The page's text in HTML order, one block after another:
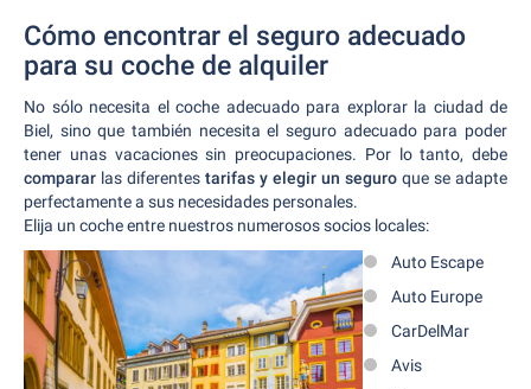
Cómo encontrar el seguro adecuado
para su coche de alquiler
No sólo necesita el coche adecuado para explorar la ciudad de
Biel, sino que también necesita el seguro adecuado para poder
tener unas vacaciones sin preocupaciones. Por lo tanto, debe
comparar las diferentes tarifas y elegir un seguro que se adapte
perfectamente a sus necesidades personales.
Elija un coche entre nuestros numerosos socios locales:
Auto Escape
Auto Europe
CarDelMar
Avis